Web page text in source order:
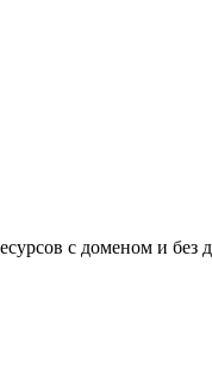
с доменом и без